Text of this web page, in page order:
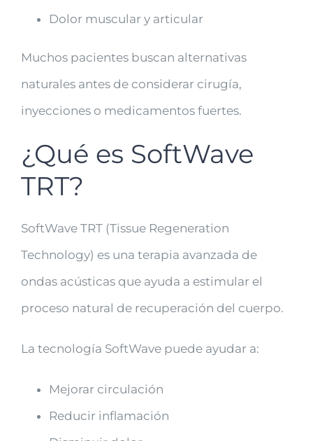
Dolor muscular y articular
Muchos pacientes buscan alternativas
naturales antes de considerar cirugía,
inyecciones o medicamentos fuertes.
¿Qué es SoftWave
TRT?
SoftWave TRT (Tissue Regeneration
Technology) es una terapia avanzada de
ondas acústicas que ayuda a estimular el
proceso natural de recuperación del cuerpo.
La tecnología SoftWave puede ayudar a:
Mejorar circulación
Reducir inflamación